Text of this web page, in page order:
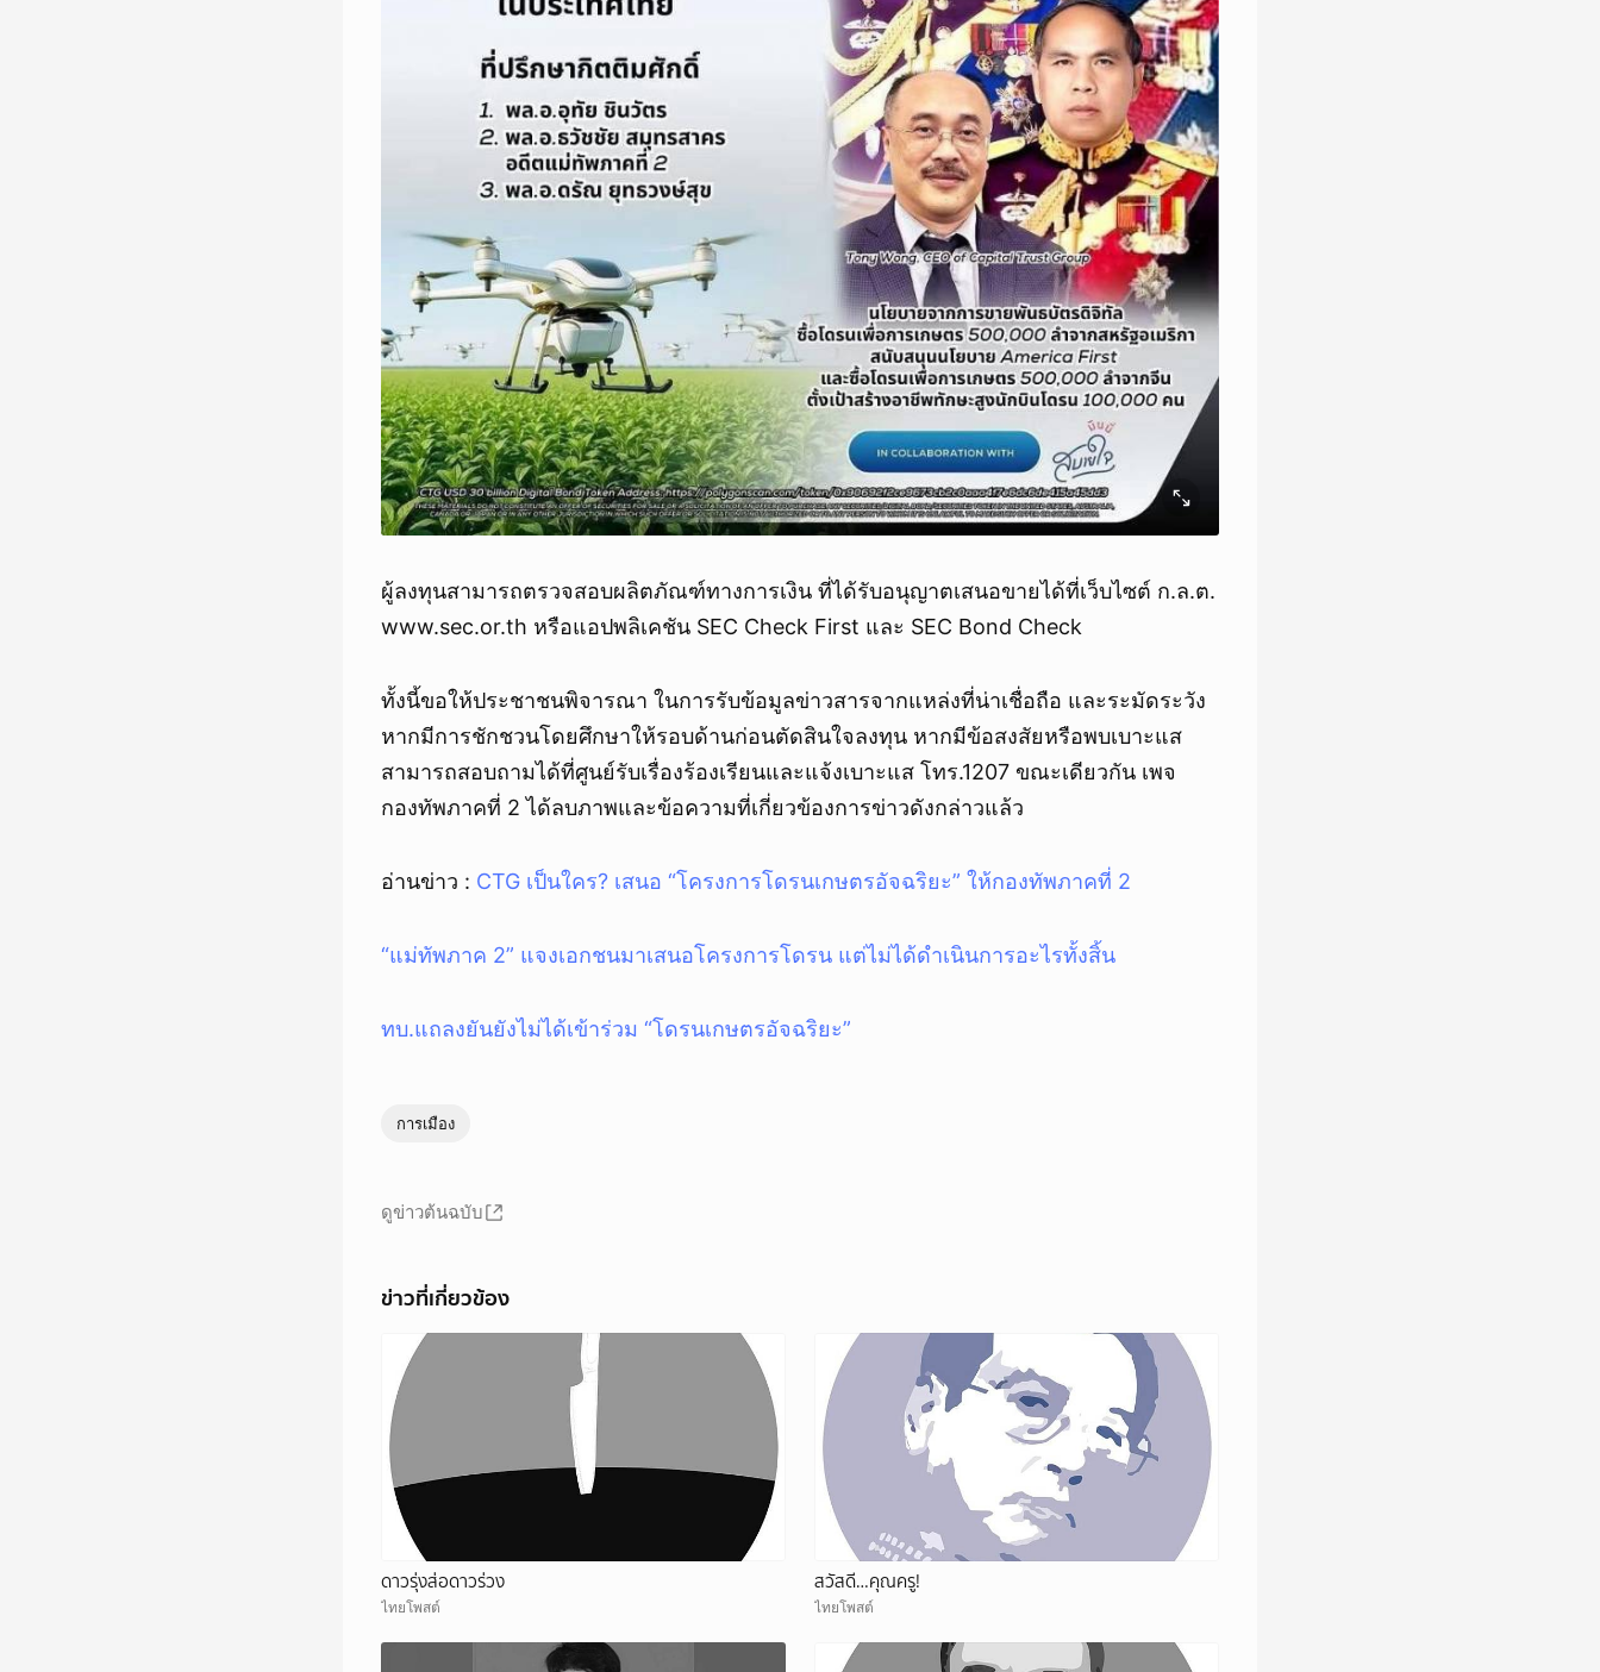
ผู้ลงทุนสามารถตรวจสอบผลิตภัณฑ์ทางการเงิน ที่ได้รับอนุญาตเสนอขายได้ที่เว็บไซต์ ก.ล.ต.
www.sec.or.th หรือแอปพลิเคชัน SEC Check First และ SEC Bond Check
ทั้งนี้ขอให้ประชาชนพิจารณา ในการรับข้อมูลข่าวสารจากแหล่งที่น่าเชื่อถือ และระมัดระวัง
หากมีการชักชวนโดยศึกษาให้รอบด้านก่อนตัดสินใจลงทุน หากมีข้อสงสัยหรือพบเบาะแส
สามารถสอบถามได้ที่ศูนย์รับเรื่องร้องเรียนและแจ้งเบาะแส โทร.1207 ขณะเดียวกัน เพจ
กองทัพภาคที่ 2 ได้ลบภาพและข้อความที่เกี่ยวข้องการข่าวดังกล่าวแล้ว
อ่านข่าว : CTG เป็นใคร? เสนอ “โครงการโดรนเกษตรอัจฉริยะ” ให้กองทัพภาคที่ 2
“แม่ทัพภาค 2” แจงเอกชนมาเสนอโครงการโดรน แต่ไม่ได้ดำเนินการอะไรทั้งสิ้น
ทบ.แถลงยันยังไม่ได้เข้าร่วม “โดรนเกษตรอัจฉริยะ”
การเมือง
ดูข่าวต้นฉบับ
ข่าวที่เกี่ยวข้อง
ดาวรุ่งส่อดาวร่วง
ไทยโพสต์
สวัสดี…คุณครู!
ไทยโพสต์